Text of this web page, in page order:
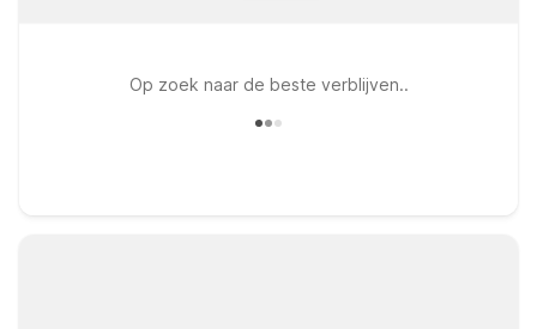
Op zoek naar de beste verblijven..